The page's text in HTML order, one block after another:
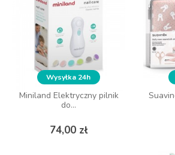
Wysyłka 24h
Miniland Elektryczny pilnik
do...
74,00 zł
Cena
Wysyłka 24h
Miniland Elektryczny pilnik
do...
74,00 zł
Cena